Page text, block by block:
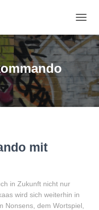
mit
in Zukunft nicht nur
wird sich weiterhin in
Nonsens, dem Wortspiel,